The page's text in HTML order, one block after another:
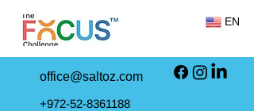
office@saltoz.com
+972-52-8361188
EN